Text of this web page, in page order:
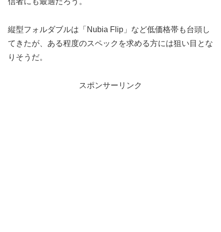
縦型フォルダブルは「Nubia Flip」など低価格帯も台頭し
てきたが、ある程度のスペックを求める方には狙い目とな
りそうだ。
スポンサーリンク